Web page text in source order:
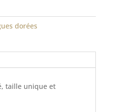
dorées
taille unique et